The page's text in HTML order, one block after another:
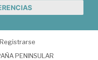
Registrarse
PENINSULAR